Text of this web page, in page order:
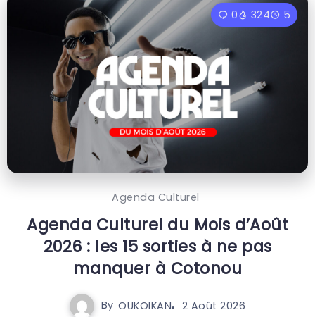
0 324 5
Agenda Culturel
Agenda Culturel du Mois d’Août
2026 : les 15 sorties à ne pas
manquer à Cotonou
By OUKOIKAN 2 Août 2026